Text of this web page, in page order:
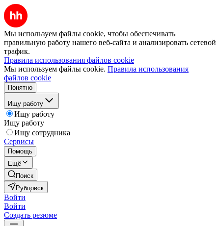
Мы используем файлы cookie, чтобы обеспечивать
правильную работу нашего веб-сайта и анализировать сетевой
трафик.
Правила использования файлов cookie
Мы используем файлы cookie. Правила использования
файлов cookie
Понятно
Ищу работу
Ищу работу
Ищу работу
Ищу сотрудника
Сервисы
Помощь
Ещё
Поиск
Рубцовск
Войти
Войти
Создать резюме